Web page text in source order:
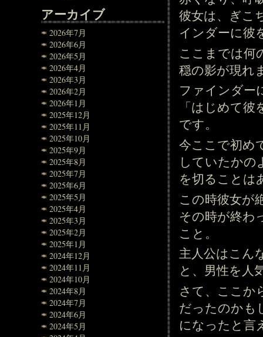
アーカイブ
2026年7月
2026年6月
2026年5月
2026年4月
2026年3月
2026年2月
2026年1月
2025年12月
2025年11月
2025年10月
2025年9月
2025年8月
2025年7月
2025年6月
2025年5月
2025年4月
2025年3月
2025年2月
2025年1月
2024年12月
2024年11月
2024年10月
2024年8月
2024年7月
2024年6月
2024年5月
彼女は、ぎこ
インダーに彼
ここまでは何
穏の影が現れ
ファインダー
「はじめて
です。
今ここで初め
していたかの
を切ることは
この時彼女が
その時が終わ
こと。
主人公はこん
と、男性を人
さて、ここか
だったのかも
になったと言